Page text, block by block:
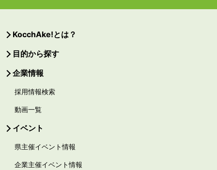
KocchAke!とは？
目的から探す
企業情報
採用情報検索
動画一覧
イベント
県主催イベント情報
企業主催イベント情報